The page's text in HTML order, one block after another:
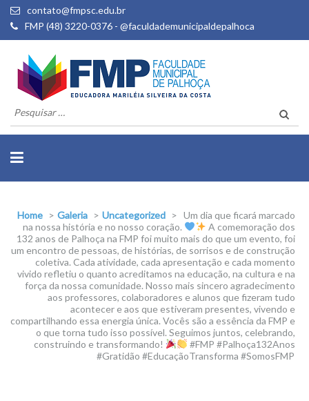
contato@fmpsc.edu.br
FMP (48) 3220-0376 - @faculdademunicipaldepalhoca
Pesquisar
por:
Home > Galeria > Uncategorized > Um dia que ficará marcado
na nossa história e no nosso coração.
A comemoração dos
132 anos de Palhoça na FMP foi muito mais do que um evento, foi
um encontro de pessoas, de histórias, de sorrisos e de construção
coletiva. Cada atividade, cada apresentação e cada momento
vivido refletiu o quanto acreditamos na educação, na cultura e na
força da nossa comunidade. Nosso mais sincero agradecimento
aos professores, colaboradores e alunos que fizeram tudo
acontecer e aos que estiveram presentes, vivendo e
compartilhando essa energia única. Vocês são a essência da FMP e
o que torna tudo isso possível. Seguimos juntos, celebrando,
construindo e transformando!
#FMP #Palhoça132Anos
#Gratidão #EducaçãoTransforma #SomosFMP